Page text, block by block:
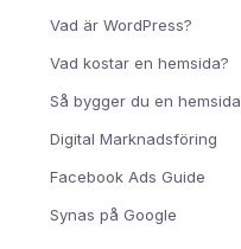
Vad är WordPress?
Vad kostar en hemsida?
Så bygger du en hemsida
Digital Marknadsföring
Facebook Ads Guide
Synas på Google